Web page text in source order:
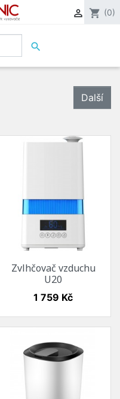
 shopping_cart (0)

Další
Zvlhčovač vzduchu
U20
Cena
1 759 Kč